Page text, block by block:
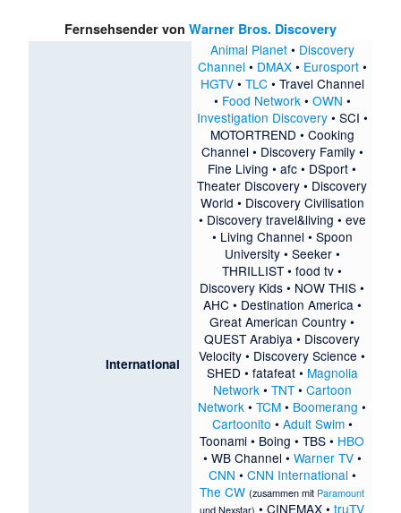
Fernsehsender von Warner Bros. Discovery
International
Animal Planet• Discovery
Channel • DMAX• Eurosport•
HGTV• TLC• Travel Channel
• Food Network• OWN •
Investigation Discovery• SCI •
MOTORTREND • Cooking
Channel • Discovery Family•
Fine Living •afc • DSport •
Theater Discovery • Discovery
World • Discovery Civilisation
• Discovery travel&living • eve
• Living Channel • Spoon
University• Seeker•
THRILLIST•food tv •
Discovery Kids • NOW THIS •
AHC• Destination America •
Great American Country •
QUEST Arabiya • Discovery
Velocity • Discovery Science •
SHED • fatafeat• Magnolia
Network• TNT• Cartoon
Network •TCM • Boomerang •
Cartoonito • Adult Swim•
Toonami • Boing •TBS • HBO
• WB Channel • Warner TV•
CNN • CNN International •
The CW (zusammen mit Paramount
undNexstar) •CINEMAX •truTV